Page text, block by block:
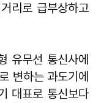
리로 급부상하고
유무선 통신사에
변하는 과도기에
대표로 통신보다